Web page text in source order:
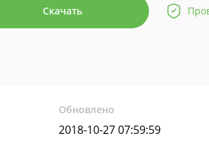
Скачать
Обновлено
2018-10-27 07:59:59